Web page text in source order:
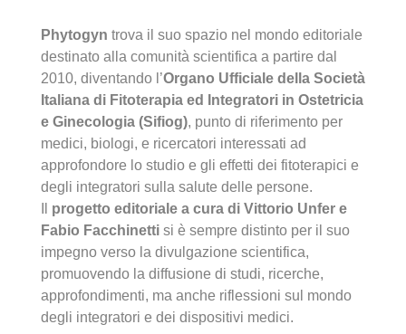
Phytogyn trova il suo spazio nel mondo editoriale
destinato alla comunità scientifica a partire dal
2010, diventando l’Organo Ufficiale della Società
Italiana di Fitoterapia ed Integratori in Ostetricia
e Ginecologia (Sifiog), punto di riferimento per
medici, biologi, e ricercatori interessati ad
approfondore lo studio e gli effetti dei fitoterapici e
degli integratori sulla salute delle persone.
progetto editoriale a cura di Vittorio Unfer e
Fabio Facchinettisi è sempre distinto per il suo
impegno verso la divulgazione scientifica,
promuovendo la diffusione di studi, ricerche,
approfondimenti, ma anche riflessioni sul mondo
degli integratori e dei dispositivi medici.